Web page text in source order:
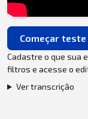
Começar
Cadastre o que sua
filtros e acesse o
Ver transcrição